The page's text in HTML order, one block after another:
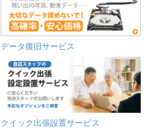
データ復旧サービス
クイック出張設置サービス